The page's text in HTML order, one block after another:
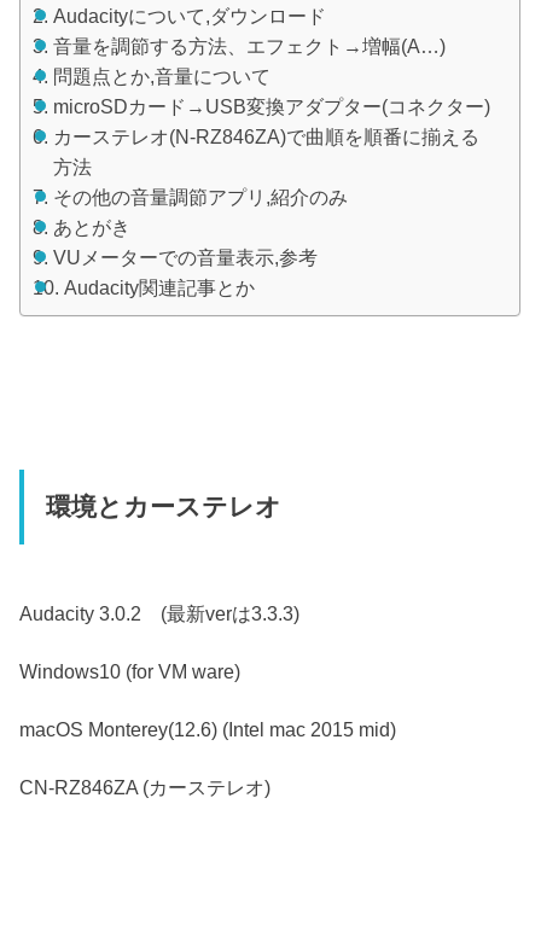
Audacityについて,ダウンロード
音量を調節する方法、エフェクト→増幅(A…)
問題点とか,音量について
microSDカード→USB変換アダプター(コネクター)
カーステレオ(N-RZ846ZA)で曲順を順番に揃える
方法
その他の音量調節アプリ,紹介のみ
あとがき
VUメーターでの音量表示,参考
Audacity関連記事とか
環境とカーステレオ
Audacity 3.0.2 (最新verは3.3.3)
Windows10 (for VM ware)
macOS Monterey(12.6) (Intel mac 2015 mid)
CN-RZ846ZA (カーステレオ)